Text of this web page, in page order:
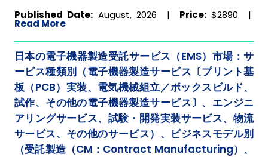
Published Date: August, 2026 | Price: $2890 |
Read More
日本の電子機器製造受託サービス（EMS）市場：サ
ービス種類別（電子機器製造サービス〔プリント基
板（PCB）実装、電気機械組立／ボックスビルド、
試作、その他の電子機器製造サービス〕、エンジニ
アリングサービス、試験・開発実装サービス、物流
サービス、その他のサービス）、ビジネスモデル別
（受託製造（CM：Contract Manufacturing）、